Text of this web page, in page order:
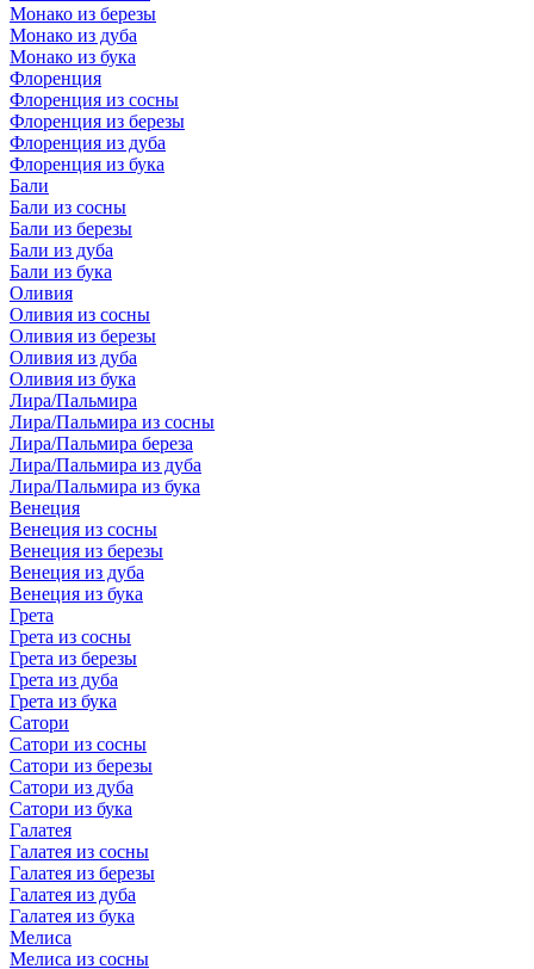
Монако из березы
Монако из дуба
Монако из бука
Флоренция
Флоренция из сосны
Флоренция из березы
Флоренция из дуба
Флоренция из бука
Бали
Бали из сосны
Бали из березы
Бали из дуба
Бали из бука
Оливия
Оливия из сосны
Оливия из березы
Оливия из дуба
Оливия из бука
Лира/Пальмира
Лира/Пальмира из сосны
Лира/Пальмира береза
Лира/Пальмира из дуба
Лира/Пальмира из бука
Венеция
Венеция из сосны
Венеция из березы
Венеция из дуба
Венеция из бука
Грета
Грета из сосны
Грета из березы
Грета из дуба
Грета из бука
Сатори
Сатори из сосны
Сатори из березы
Сатори из дуба
Сатори из бука
Галатея
Галатея из сосны
Галатея из березы
Галатея из дуба
Галатея из бука
Мелиса
Мелиса из сосны